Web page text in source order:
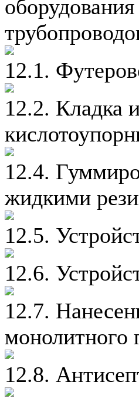
12.1.
12.2. Кладка
12.4.
жидкими
12.5.
12.6.
12.7.
монолитного
12.8.